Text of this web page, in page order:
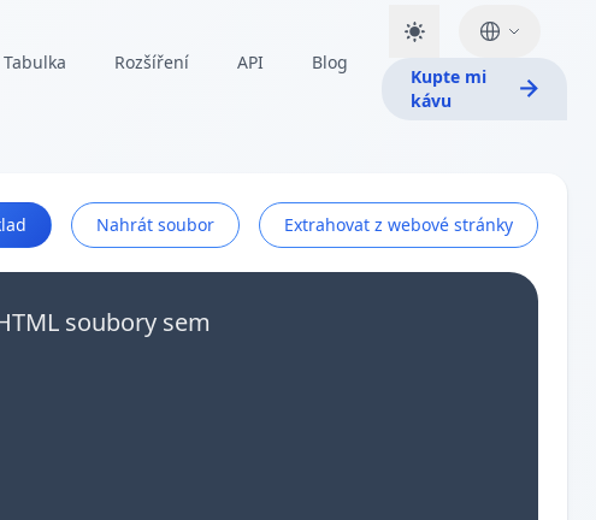
Rozšíření API Blog
Kupte mi
kávu
Nahrát soubor Extrahovat z webové stránky
soubory sem